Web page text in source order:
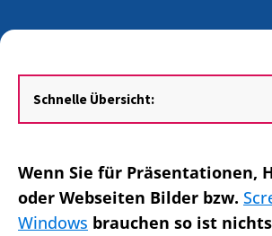
Schnelle Übersicht:
Wenn Sie für Präsentationen,
oder Webseiten Bilder bzw.
Windows brauchen so ist